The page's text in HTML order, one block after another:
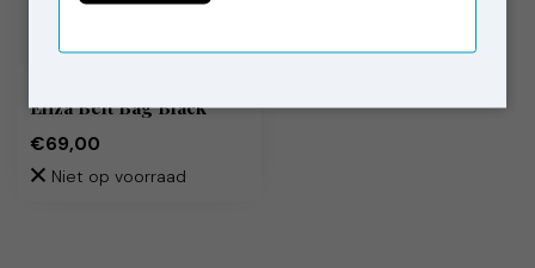
Eliza Belt Bag Black
€69,00
Niet op voorraad